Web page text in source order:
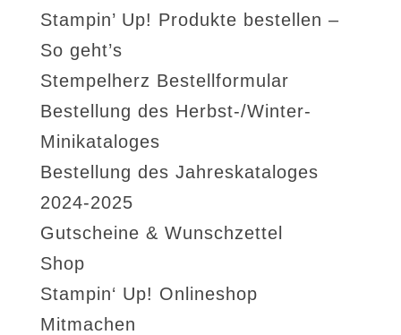
Stampin’ Up! Produkte bestellen –
So geht’s
Stempelherz Bestellformular
Bestellung des Herbst-/Winter-
Minikataloges
Bestellung des Jahreskataloges
2024-2025
Gutscheine & Wunschzettel
Shop
Stampin‘ Up! Onlineshop
Mitmachen